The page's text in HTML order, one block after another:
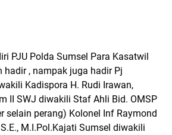
PJU Polda Sumsel Para Kasatwil
hadir , nampak juga hadir Pj
Kadispora H. Rudi Irawan,
II SWJ diwakili Staf Ahli Bid. OMSP
selain perang) Kolonel Inf Raymond
M.I.Pol.Kajati Sumsel diwakili